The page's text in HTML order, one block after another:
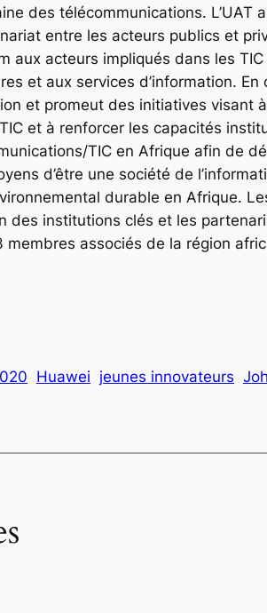
des télécommunications.
entre les acteurs publics et
aux acteurs impliqués dans les
et aux services d’information.
et promeut des initiatives visant
et à renforcer les capacités
TIC en Afrique afin de
d’être une société de
durable en Afrique.
institutions clés et les
associés de la région
Huawei jeunes innovateurs